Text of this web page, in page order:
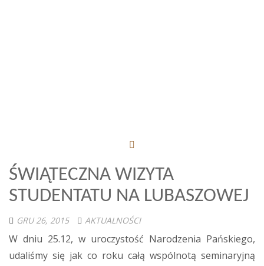
ŚWIĄTECZNA WIZYTA
STUDENTATU NA LUBASZOWEJ
GRU 26, 2015 AKTUALNOŚCI
W dniu 25.12, w uroczystość Narodzenia Pańskiego,
udaliśmy się jak co roku całą wspólnotą seminaryjną